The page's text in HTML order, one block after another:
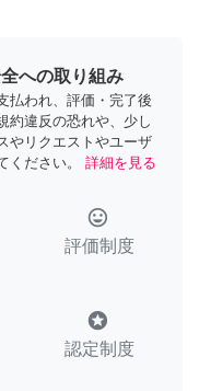
への取り組み
払われ、評価・完了後
約違反の恐れや、少し
やリクエストやユーザ
ください。
詳細を見る
tag_faces
評価制度
stars
認定制度